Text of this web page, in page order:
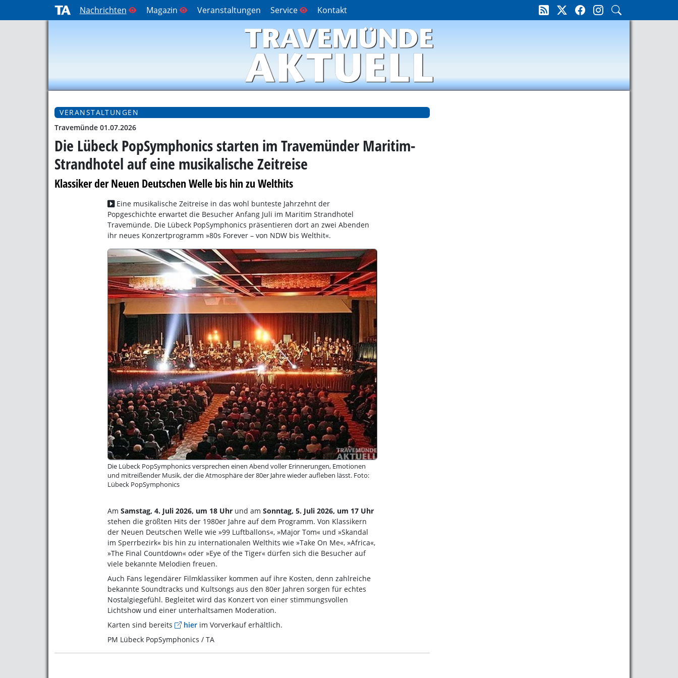
Nachrichten Magazin Veranstaltungen Service Kontakt
VERANSTALTUNGEN
Travemünde 01.07.2026
Die Lübeck PopSymphonics starten im Travemünder Maritim-
Strandhotel auf eine musikalische Zeitreise
Klassiker der Neuen Deutschen Welle bis hin zu Welthits
Eine musikalische Zeitreise in das wohl bunteste Jahrzehnt der
Popgeschichte erwartet die Besucher Anfang Juli im Maritim Strandhotel
Travemünde. Die Lübeck PopSymphonics präsentieren dort an zwei Abenden
ihr neues Konzertprogramm »80s Forever – von NDW bis Welthit«.
Die Lübeck PopSymphonics versprechen einen Abend voller Erinnerungen, Emotionen
und mitreißender Musik, der die Atmosphäre der 80er Jahre wieder aufleben lässt. Foto:
Lübeck PopSymphonics
Am Samstag, 4. Juli 2026, um 18 Uhrund am Sonntag, 5. Juli 2026, um 17 Uhr
stehen die größten Hits der 1980er Jahre auf dem Programm. Von Klassikern
der Neuen Deutschen Welle wie »99 Luftballons«, »Major Tom« und »Skandal
im Sperrbezirk« bis hin zu internationalen Welthits wie »Take On Me«, »Africa«,
»The Final Countdown« oder »Eye of the Tiger« dürfen sich die Besucher auf
viele bekannte Melodien freuen.
Auch Fans legendärer Filmklassiker kommen auf ihre Kosten, denn zahlreiche
bekannte Soundtracks und Kultsongs aus den 80er Jahren sorgen für echtes
Nostalgiegefühl. Begleitet wird das Konzert von einer stimmungsvollen
Lichtshow und einer unterhaltsamen Moderation.
Karten sind bereits
hierim Vorverkauf erhältlich.
PM Lübeck PopSymphonics / TA